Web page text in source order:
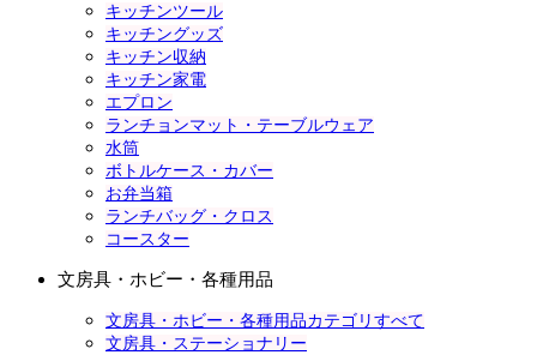
キッチンツール
キッチングッズ
キッチン収納
キッチン家電
エプロン
ランチョンマット・テーブルウェア
水筒
ボトルケース・カバー
お弁当箱
ランチバッグ・クロス
コースター
文房具・ホビー・各種用品
文房具・ホビー・各種用品カテゴリすべて
文房具・ステーショナリー